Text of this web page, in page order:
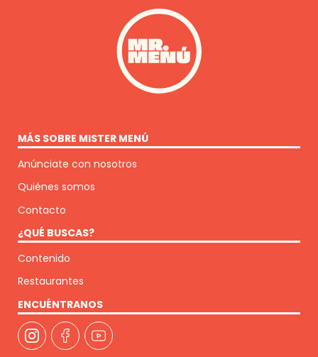
MÁS SOBRE MISTER MENÚ
Anúnciate con nosotros
Quiénes somos
Contacto
¿QUÉ BUSCAS?
Contenido
Restaurantes
ENCUÉNTRANOS